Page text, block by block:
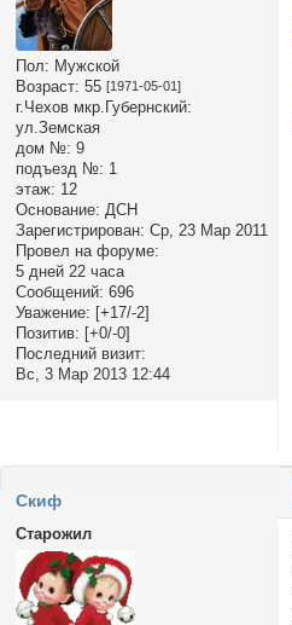
Пол: Мужской
Возраст: 55 [1971-05-01]
г.Чехов мкр.Губернский:
ул.Земская
дом №: 9
подъезд №: 1
этаж: 12
Основание: ДСН
Зарегистрирован: Ср, 23 Мар 2011
Провел на форуме:
5 дней 22 часа
Сообщений: 696
Уважение: [+17/-2]
Позитив: [+0/-0]
Последний визит:
Вс, 3 Мар 2013 12:44
Cкиф
Старожил